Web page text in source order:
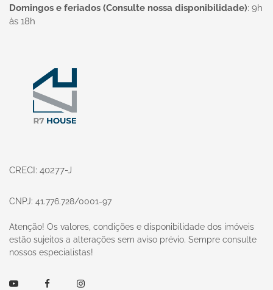
Domingos e feriados (Consulte nossa disponibilidade): 9h
às 18h
CRECI: 40277-J
CNPJ: 41.776.728/0001-97
Atenção! Os valores, condições e disponibilidade dos imóveis
estão sujeitos a alterações sem aviso prévio. Sempre consulte
nossos especialistas!
Youtube FacebookInstagram